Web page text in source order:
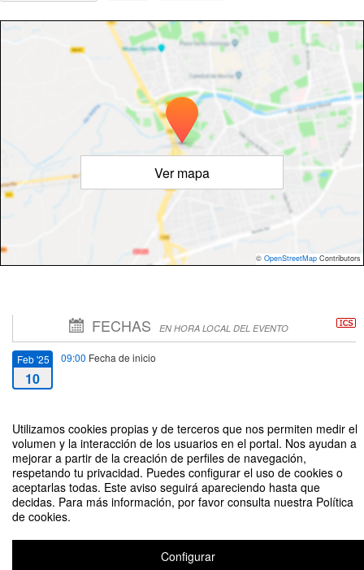
Utilizamos cookies propias y de terceros que nos permiten medir el
volumen y la interacción de los usuarios en el portal. Nos ayudan a
mejorar a partir de la creación de perfiles de navegación,
respetando tu privacidad. Puedes configurar el uso de cookies o
aceptarlas todas. Este aviso seguirá apareciendo hasta que
decidas. Para más información, por favor consulta nuestra Política
de cookies.
Configurar
Ver mapa
© OpenStreetMap Contributors
FECHAS EN HORA LOCAL DEL EVENTO
Feb '25
10
09:00 Fecha de inicio
11
cooperación